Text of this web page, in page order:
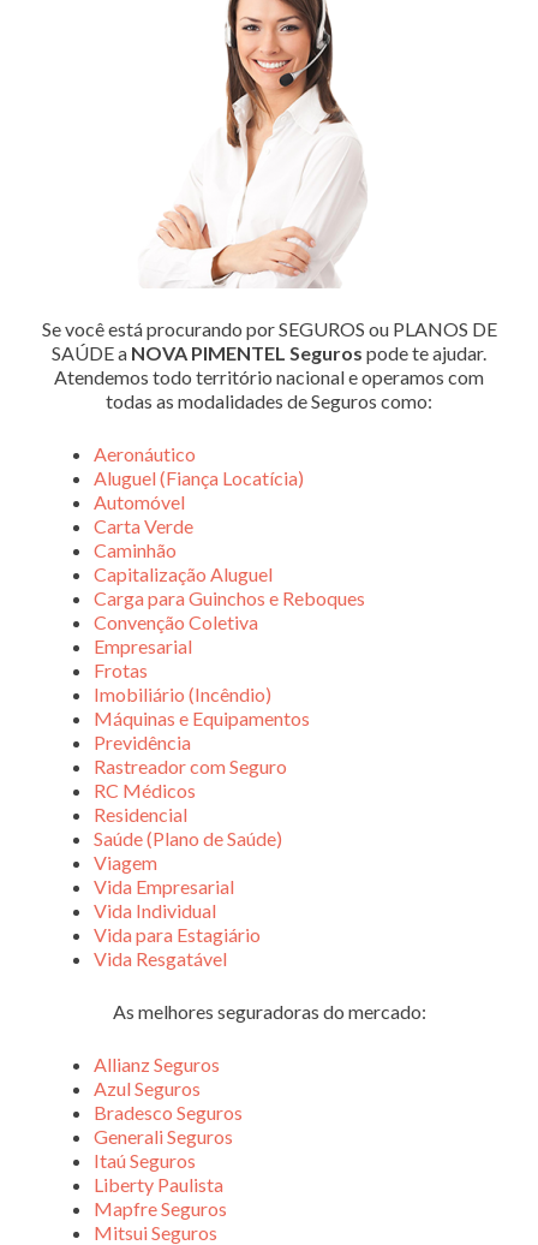
Se você está procurando por SEGUROS ou PLANOS DE
SAÚDE a NOVA PIMENTEL Seguros pode te ajudar.
Atendemos todo território nacional e operamos com
todas as modalidades de Seguros como:
Aeronáutico
Aluguel (Fiança Locatícia)
Automóvel
Carta Verde
Caminhão
Capitalização Aluguel
Carga para Guinchos e Reboques
Convenção Coletiva
Empresarial
Frotas
Imobiliário (Incêndio)
Máquinas e Equipamentos
Previdência
Rastreador com Seguro
RC Médicos
Residencial
Saúde (Plano de Saúde)
Viagem
Vida Empresarial
Vida Individual
Vida para Estagiário
Vida Resgatável
As melhores seguradoras do mercado:
Allianz Seguros
Azul Seguros
Bradesco Seguros
Generali Seguros
Itaú Seguros
Liberty Paulista
Mapfre Seguros
Mitsui Seguros